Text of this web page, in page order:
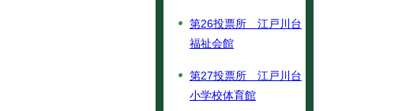
第26投票所 江戸川台
福祉会館
第27投票所 江戸川台
小学校体育館